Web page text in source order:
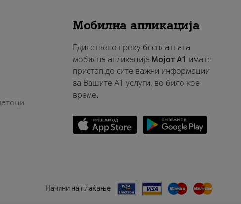
Мобилна апликација
Единствено преку бесплатната
мобилна апликација Мојот A1 имате
пристап до сите важни информации
за Вашите A1 услуги, во било кое
време.
Начини на плаќање